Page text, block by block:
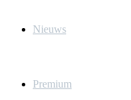
Nieuws
Premium